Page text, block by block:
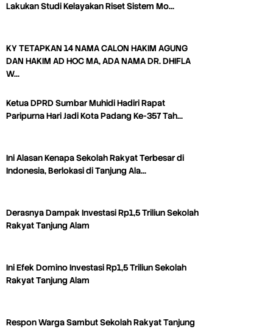
Lakukan Studi Kelayakan Riset Sistem Mo…
KY TETAPKAN 14 NAMA CALON HAKIM AGUNG
DAN HAKIM AD HOC MA, ADA NAMA DR. DHIFLA
W…
Ketua DPRD Sumbar Muhidi Hadiri Rapat
Paripurna Hari Jadi Kota Padang Ke-357 Tah…
Ini Alasan Kenapa Sekolah Rakyat Terbesar di
Indonesia, Berlokasi di Tanjung Ala…
Derasnya Dampak Investasi Rp1,5 Triliun Sekolah
Rakyat Tanjung Alam
Ini Efek Domino Investasi Rp1,5 Triliun Sekolah
Rakyat Tanjung Alam
Respon Warga Sambut Sekolah Rakyat Tanjung